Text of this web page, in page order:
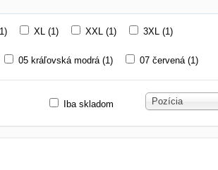
XL (1) XXL (1) 3XL (1)
05 kráľovská modrá (1) 07 červená (1)
Pozícia
Iba skladom